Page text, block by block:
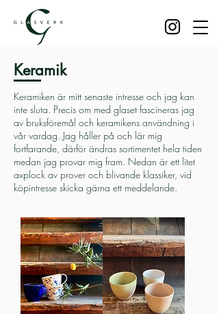
Keramik
Keramiken är mitt senaste intresse och jag kan
inte sluta. Precis om med glaset fascineras jag
av bruksföremål och keramikens användning i
vår vardag. Jag håller på och lär mig
fortfarande, därför ändras sortimentet hela tiden
medan jag provar mig fram. Nedan är ett litet
axplock av prover och blivande klassiker, vid
köpintresse skicka gärna ett meddelande.